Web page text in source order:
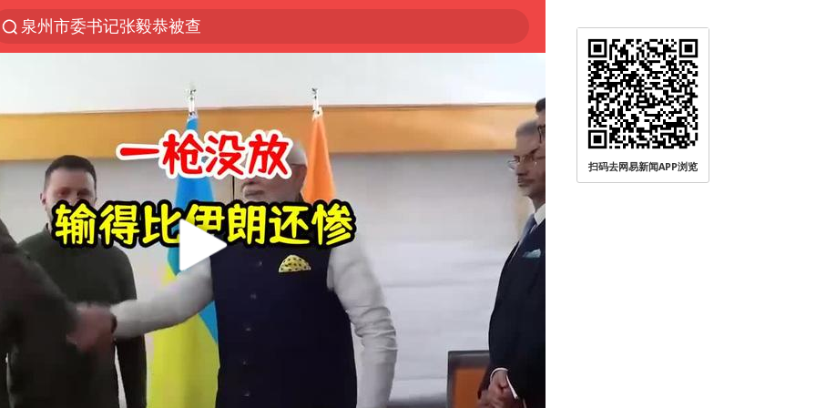
泉州市委书记张毅恭被查
全球首个长时储能一体化产业园量产
台风白海豚已进入24小时警戒线
秋天的第一杯奶茶怎么选
上海：台风白海豚或将带来龙卷风
四川宜宾高县4.9级地震致1死
中国女篮70-67险胜尼日利亚女篮
中巨芯：上半年归母净利润1405.77万元
38岁演员求职万岁山NPC成功
胜宏科技：股票交易异常波动
扫码去网易新闻APP浏览